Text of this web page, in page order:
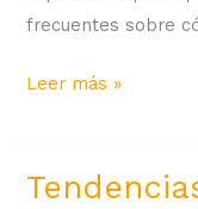
frecuentes sobre
Leer más »
Tendencias